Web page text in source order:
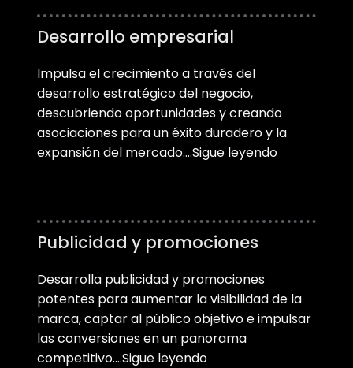
Desarrollo empresarial
Impulsa el crecimiento a través del
desarrollo estratégico del negocio,
descubriendo oportunidades y creando
asociaciones para un éxito duradero y la
expansión del mercado….Sigue leyendo
Publicidad y promociones
Desarrolla publicidad y promociones
potentes para aumentar la visibilidad de la
marca, captar al público objetivo e impulsar
las conversiones en un panorama
competitivo….Sigue leyendo